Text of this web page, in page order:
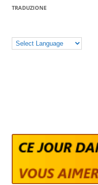
TRADUZIONE